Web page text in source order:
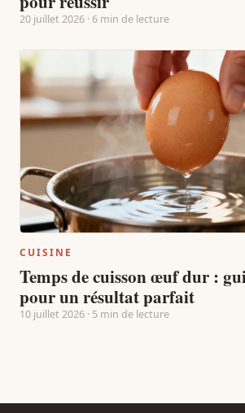
20 juillet 2026 · 6 min de lecture
CUISINE
Temps de cuisson œuf dur :
pour un résultat parfait
10 juillet 2026 · 5 min de lecture